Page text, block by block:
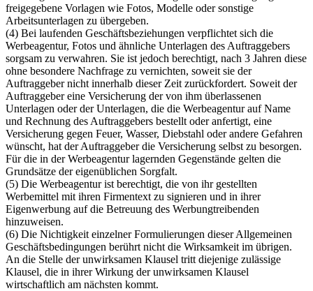
freigegebene Vorlagen wie Fotos, Modelle oder sonstige
Arbeitsunterlagen zu übergeben.
(4) Bei laufenden Geschäftsbeziehungen verpflichtet sich die
Werbeagentur, Fotos und ähnliche Unterlagen des Auftraggebers
sorgsam zu verwahren. Sie ist jedoch berechtigt, nach 3 Jahren diese
ohne besondere Nachfrage zu vernichten, soweit sie der
Auftraggeber nicht innerhalb dieser Zeit zurückfordert. Soweit der
Auftraggeber eine Versicherung der von ihm überlassenen
Unterlagen oder der Unterlagen, die die Werbeagentur auf Name
und Rechnung des Auftraggebers bestellt oder anfertigt, eine
Versicherung gegen Feuer, Wasser, Diebstahl oder andere Gefahren
wünscht, hat der Auftraggeber die Versicherung selbst zu besorgen.
Für die in der Werbeagentur lagernden Gegenstände gelten die
Grundsätze der eigenüblichen Sorgfalt.
(5) Die Werbeagentur ist berechtigt, die von ihr gestellten
Werbemittel mit ihren Firmentext zu signieren und in ihrer
Eigenwerbung auf die Betreuung des Werbungtreibenden
hinzuweisen.
(6) Die Nichtigkeit einzelner Formulierungen dieser Allgemeinen
Geschäftsbedingungen berührt nicht die Wirksamkeit im übrigen.
An die Stelle der unwirksamen Klausel tritt diejenige zulässige
Klausel, die in ihrer Wirkung der unwirksamen Klausel
wirtschaftlich am nächsten kommt.